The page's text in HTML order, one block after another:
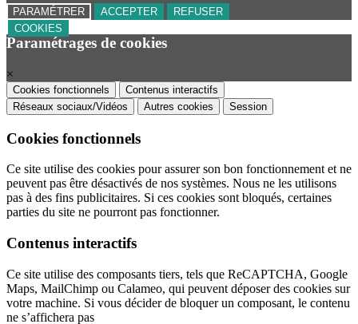
PARAMÉTRER ACCEPTER
REFUSER
COOKIES
Paramétrages de cookies
×
Cookies fonctionnels
Contenus interactifs
Réseaux sociaux/Vidéos
Autres cookies Session
Cookies fonctionnels
Ce site utilise des cookies pour assurer son bon fonctionnement et ne
peuvent pas être désactivés de nos systèmes. Nous ne les utilisons
pas à des fins publicitaires. Si ces cookies sont bloqués, certaines
parties du site ne pourront pas fonctionner.
Contenus interactifs
Ce site utilise des composants tiers, tels que ReCAPTCHA, Google
Maps, MailChimp ou Calameo, qui peuvent déposer des cookies sur
votre machine. Si vous décider de bloquer un composant, le contenu
ne s’affichera pas